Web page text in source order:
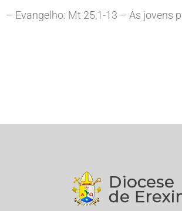
– Evangelho: Mt 25,1-13 – As jovens